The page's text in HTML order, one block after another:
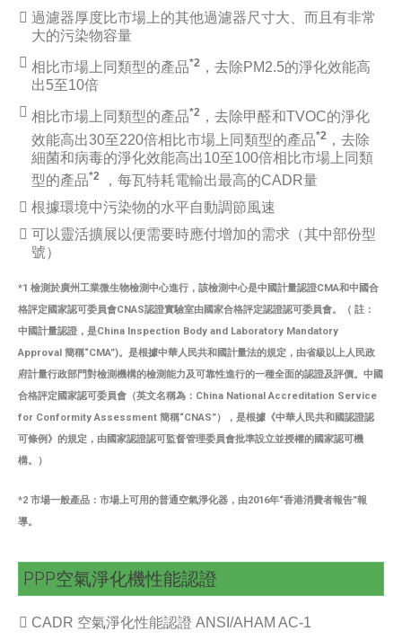
過濾器厚度比市場上的其他過濾器尺寸大、而且有非常
大的污染物容量
相比市場上同類型的產品*2 ，去除PM2.5的淨化效能高
出5至10倍
相比市場上同類型的產品*2 ，去除甲醛和TVOC的淨化
效能高出30至220倍相比市場上同類型的產品*2 ，去除
細菌和病毒的淨化效能高出10至100倍相比市場上同類
型的產品*2
，每瓦特耗電輸出最高的CADR量
根據環境中污染物的水平自動調節風速
可以靈活擴展以便需要時應付增加的需求（其中部份型
號）
*1 檢測於廣州工業微生物檢測中心進行，該檢測中心是中國計量認證CMA和中國合
格評定國家認可委員會CNAS認證實驗室由國家合格評定認證認可委員會。（ 註：
中國計量認證，是China Inspection Body and Laboratory Mandatory
Approval 簡稱“CMA”)。是根據中華人民共和國計量法的規定，由省級以上人民政
府計量行政部門對檢測機構的檢測能力及可靠性進行的一種全面的認證及評價。中國
合格評定國家認可委員會（英文名稱為：China National Accreditation Service
for Conformity Assessment 簡稱“CNAS”），是根據《中華人民共和國認證認
可條例》的規定，由國家認證認可監督管理委員會批準設立並授權的國家認可機
構。）
*2 市場一般產品：市場上可用的普通空氣淨化器，由2016年“香港消費者報告”報
導。
PPP空氣淨化機性能認證
CADR 空氣淨化性能認證 ANSI/AHAM AC-1